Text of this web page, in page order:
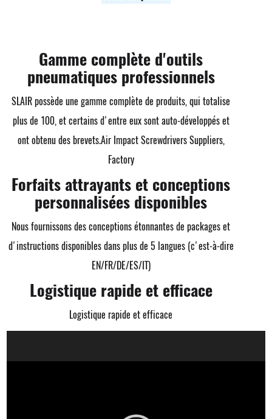
Gamme complète d'outils
pneumatiques professionnels
SLAIR possède une gamme complète de produits, qui totalise
plus de 100, et certains d'entre eux sont auto-développés et
ont obtenu des brevets.Air Impact Screwdrivers Suppliers,
Factory
Forfaits attrayants et conceptions
personnalisées disponibles
Nous fournissons des conceptions étonnantes de packages et
d'instructions disponibles dans plus de 5 langues (c'est-à-dire
EN/FR/DE/ES/IT)
Logistique rapide et efficace
Logistique rapide et efficace